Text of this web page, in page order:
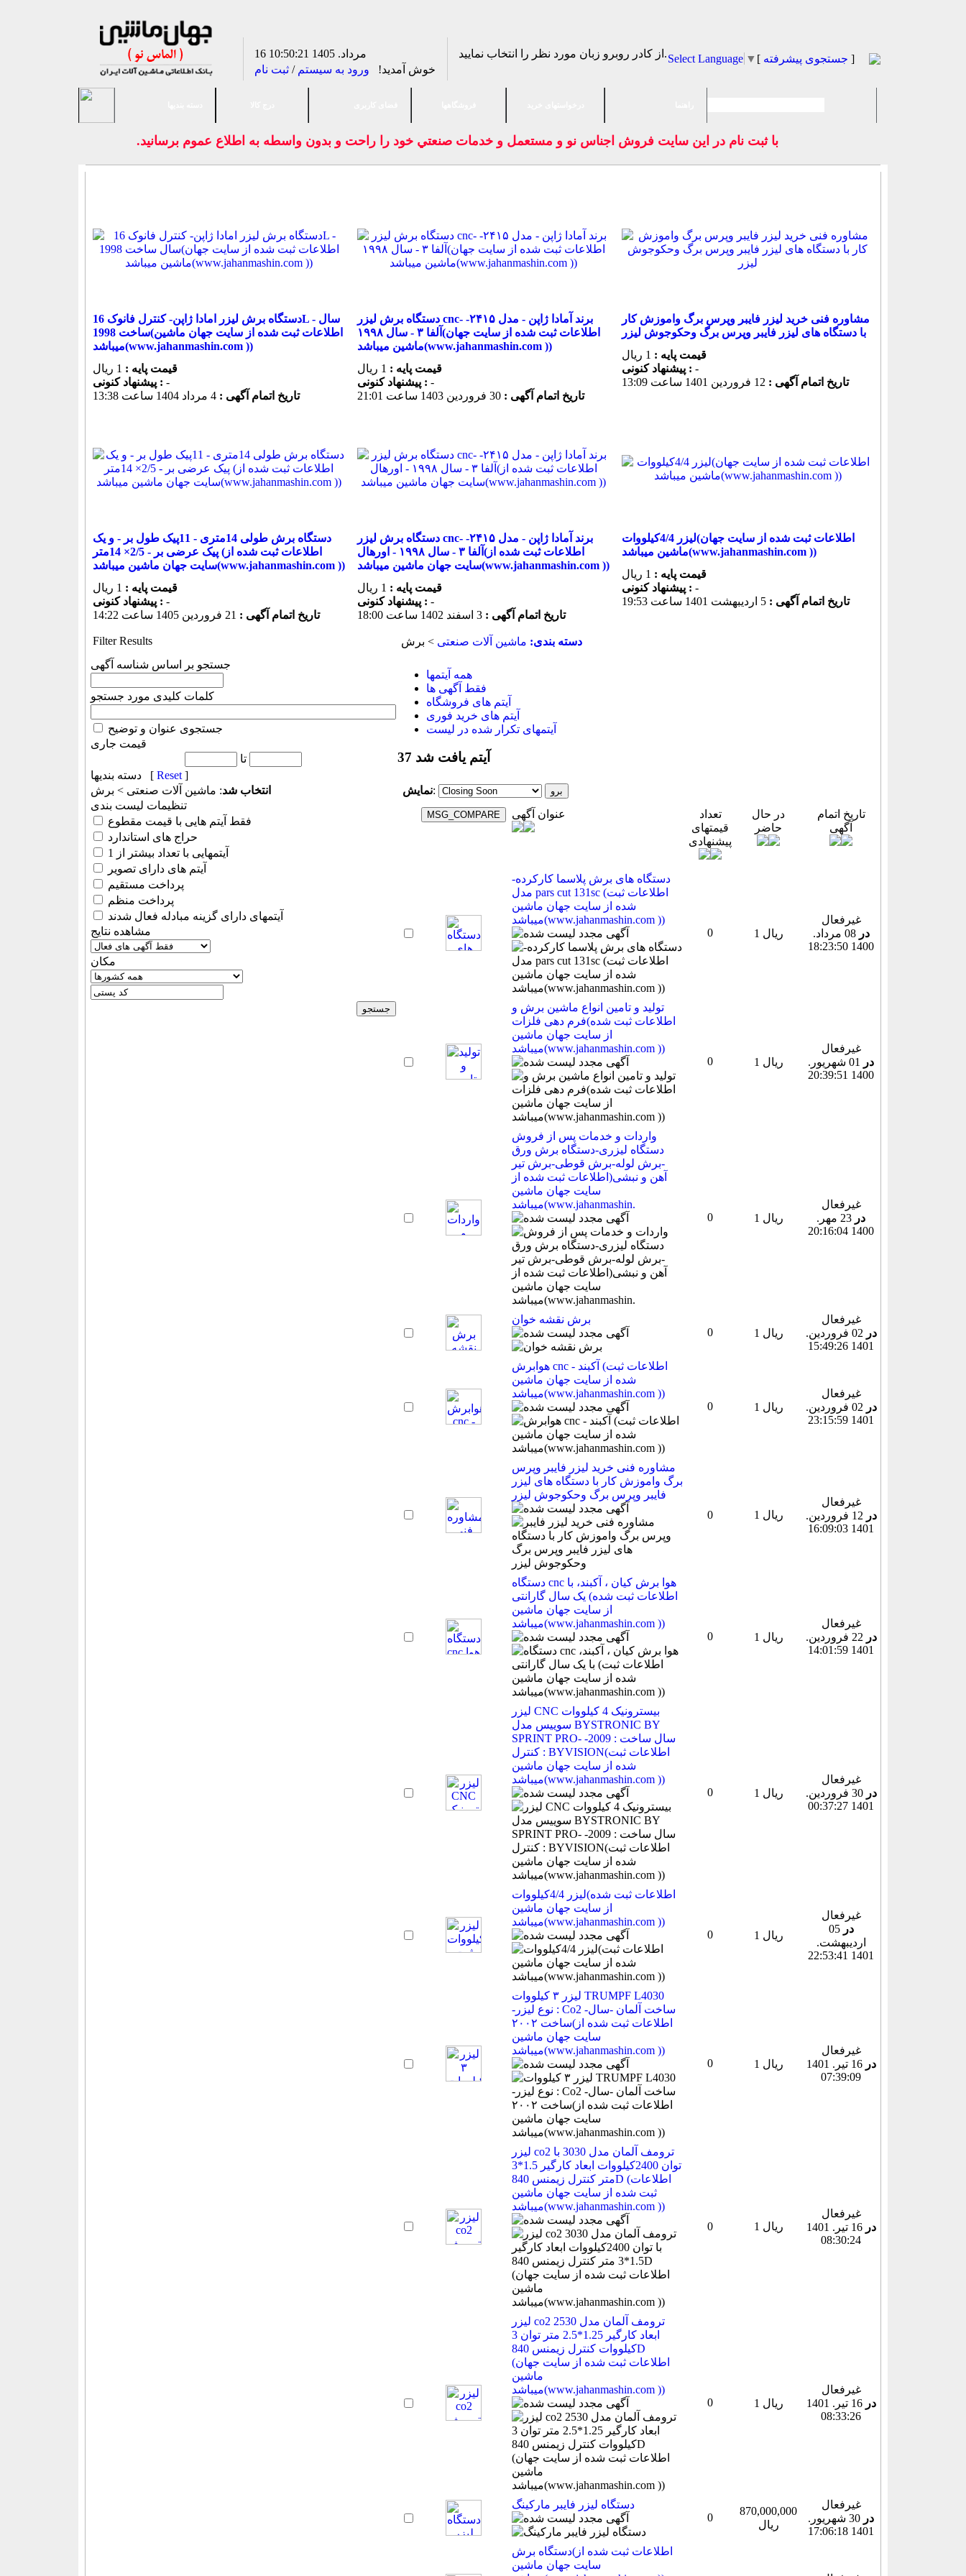
16 مرداد. 1405
10:50:22
خوش آمدید! ورود به سیستم / ثبت نام
از كادر روبرو زبان مورد نظر را انتخاب نماييد.Select Language ▼ [ جستجوی پیشرفته ]
با ثبت نام در اين سايت فروش اجناس نو و مستعمل و خدمات صنعتي خود را راحت و بدون واسطه به اطلاع عموم برسانيد.
دستگاه برش لیزر امادا ژاپن- کنترل فانوک 16L - سال
ساخت 1998(اطلاعات ثبت شده از سایت جهان ماشین
میباشد(www.jahanmashin.com ))
قیمت پایه :
پیشنهاد كنونی : -
تاریخ اتمام آگهی :
دستگاه برش لیزر cnc- برند آمادا ژاپن - مدل ۲۴۱۵-
آلفا ۳ - سال ۱۹۹۸(اطلاعات ثبت شده از سایت جهان
ماشین میباشد(www.jahanmashin.com ))
قیمت پایه :
پیشنهاد كنونی : -
تاریخ اتمام آگهی :
مشاوره فنی خرید لیزر فایبر وپرس برگ واموزش کار
با دستگاه های لیزر فایبر وپرس برگ وحکوجوش لیزر
قیمت پایه :
پیشنهاد كنونی : -
تاریخ اتمام آگهی :
دستگاه برش طولی 14متری - 11پیک طول بر - و یک
پیک عرضی بر - 2/5× 14متر (اطلاعات ثبت شده از
سایت جهان ماشین میباشد(www.jahanmashin.com ))
قیمت پایه :
پیشنهاد كنونی : -
تاریخ اتمام آگهی :
دستگاه برش لیزر cnc- برند آمادا ژاپن - مدل ۲۴۱۵-
آلفا ۳ - سال ۱۹۹۸ - اورهال(اطلاعات ثبت شده از
سایت جهان ماشین میباشد(www.jahanmashin.com ))
قیمت پایه :
پیشنهاد كنونی : -
تاریخ اتمام آگهی :
لیزر 4/4کیلووات(اطلاعات ثبت شده از سایت جهان
ماشین میباشد(www.jahanmashin.com ))
قیمت پایه :
پیشنهاد كنونی : -
تاریخ اتمام آگهی :
Filter Results
جستجو بر اساس شناسه آگهی
کلمات کلیدی مورد جستجو
جستجوی عنوان و توضیح
قیمت جاری
دسته بندیها [ Reset ]
انتخاب شد: ماشين آلات صنعتی > برش
تنظیمات لیست بندی
فقط آیتم هایی با قیمت مقطوع
حراج های استاندارد
آیتمهایی با تعداد بیشتر از 1
آیتم های دارای تصویر
پرداخت مستقیم
پرداخت منظم
آیتمهای دارای گزینه مبادله فعال شدند
مشاهده نتایج
مكان
دسته بندی: ماشين آلات صنعتی > برش
همه آیتمها
فقط آگهی ها
آیتم های فروشگاه
آیتم های خرید فوری
آیتمهای تکرار شده در لیست
37 آیتم یافت شد
نمایش:
عنوان آگهی
تعداد
قیمتهای
پیشنهادی
در حال
حاضر
تاریخ اتمام
آگهی
دستگاه های برش پلاسما کارکرده-
مدل pars cut 131sc (اطلاعات ثبت
شده از سایت جهان ماشین
میباشد(www.jahanmashin.com ))
0
1 ریال
غیرفعال
در
08 مرداد.
1400 18:23:50
تولید و تامین انواع ماشین برش و
فرم دهی فلزات(اطلاعات ثبت شده
از سایت جهان ماشین
میباشد(www.jahanmashin.com ))
0
1 ریال
غیرفعال
در
01 شهريور.
1400 20:39:51
واردات و خدمات پس از فروش
دستگاه لیزری-دستگاه برش ورق
-برش لوله-برش قوطی-برش تیر
آهن و نبشی(اطلاعات ثبت شده از
سایت جهان ماشین
میباشد(www.jahanmashin.
0
1 ریال
غیرفعال
در
23 مهر.
1400 20:16:04
برش نقشه خوان
0
1 ریال
غیرفعال
در
02 فروردين.
1401 15:49:26
هوابرش cnc - آکبند (اطلاعات ثبت
شده از سایت جهان ماشین
میباشد(www.jahanmashin.com ))
0
1 ریال
غیرفعال
در
02 فروردين.
1401 23:15:59
مشاوره فنی خرید لیزر فایبر وپرس
برگ واموزش کار با دستگاه های لیزر
فایبر وپرس برگ وحکوجوش لیزر
0
1 ریال
غیرفعال
در
12 فروردين.
1401 16:09:03
دستگاه cnc هوا برش کیان ، آکبند، با
یک سال گارانتی (اطلاعات ثبت شده
از سایت جهان ماشین
میباشد(www.jahanmashin.com ))
0
1 ریال
غیرفعال
در
22 فروردين.
1401 14:01:59
لیزر CNC بیسترونیک 4 کیلووات
سوییس مدل BYSTRONIC BY
SPRINT PRO- سال ساخت : 2009-
کنترل : BYVISION(اطلاعات ثبت
شده از سایت جهان ماشین
میباشد(www.jahanmashin.com ))
0
1 ریال
غیرفعال
در
30 فروردين.
1401 00:37:27
لیزر 4/4کیلووات(اطلاعات ثبت شده
از سایت جهان ماشین
میباشد(www.jahanmashin.com ))
0
1 ریال
غیرفعال
در 05
ارديبهشت.
1401 22:53:41
لیزر ۳ کیلووات TRUMPF L4030
-نوع لیزر : Co2 -ساخت آلمان -سال
ساخت ۲۰۰۲(اطلاعات ثبت شده از
سایت جهان ماشین
میباشد(www.jahanmashin.com ))
0
1 ریال
غیرفعال
در
16 تير. 1401
07:39:09
لیزر co2 ترومف آلمان مدل 3030 با
توان 2400کیلووات ابعاد کارگیر 1.5*3
متر کنترل زیمنس 840D (اطلاعات
ثبت شده از سایت جهان ماشین
میباشد(www.jahanmashin.com ))
0
1 ریال
غیرفعال
در
16 تير. 1401
08:30:24
لیزر co2 ترومف آلمان مدل 2530
ابعاد کارگیر 1.25*2.5 متر توان 3
کیلووات کنترل زیمنس 840D
(اطلاعات ثبت شده از سایت جهان
ماشین
میباشد(www.jahanmashin.com ))
0
1 ریال
غیرفعال
در
16 تير. 1401
08:33:26
دستگاه لیزر فایبر مارکینگ
0
870,000,000
ریال
غیرفعال
در
30 شهريور.
1401 17:06:18
دستگاه برش(اطلاعات ثبت شده از
سایت جهان ماشین